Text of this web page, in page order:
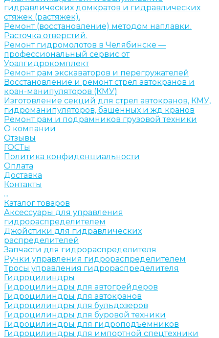
гидравлических домкратов и гидравлических
стяжек (растяжек).
Ремонт (восстановление) методом наплавки.
Расточка отверстий.
Ремонт гидромолотов в Челябинске —
профессиональный сервис от
Уралгидрокомплект
Ремонт рам экскаваторов и перегружателей
Восстановление и ремонт стрел автокранов и
кран-манипуляторов (КМУ)
Изготовление секций для стрел автокранов, КМУ,
гидроманипуляторов, башенных и жд кранов
Ремонт рам и подрамников грузовой техники
О компании
Отзывы
ГОСТы
Политика конфиденциальности
Оплата
Доставка
Контакты
...
Каталог товаров
Аксессуары для управления
гидрораспределителем
Джойстики для гидравлических
распределителей
Запчасти для гидрораспределителя
Ручки управления гидрораспределителем
Тросы управления гидрораспределителя
Гидроцилиндры
Гидроцилиндры для автогрейдеров
Гидроцилиндры для автокранов
Гидроцилиндры для бульдозеров
Гидроцилиндры для буровой техники
Гидроцилиндры для гидроподъемников
Гидроцилиндры для импортной спецтехники